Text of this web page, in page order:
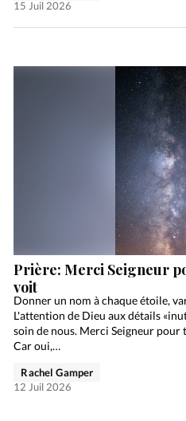
15 Juil 2026
Prière: Merci Seigneur
voit
Donner un nom à chaque étoile,
L'attention de Dieu aux détails
soin de nous. Merci Seigneur pour
Car oui,…
Rachel Gamper
12 Juil 2026